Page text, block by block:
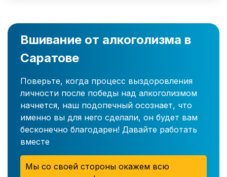
Вшивание от алкоголизма в
Саратове
Поверьте, когда процесс выздоровления
личности после победы над алкоголизмом
начнется, наш подопечный осознает, что
именно вы для него сделали, он будет вам
бесконечно благодарен! Давайте работать
вместе
Мы со своей стороны окажем всю